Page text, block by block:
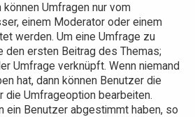
Umfragen nur vom
einem Moderator oder einem
werden. Um eine Umfrage zu
den ersten Beitrag des Themas;
Umfrage verknüpft. Wenn niemand
hat, dann können Benutzer die
die Umfrageoption bearbeiten.
ein Benutzer abgestimmt haben, so